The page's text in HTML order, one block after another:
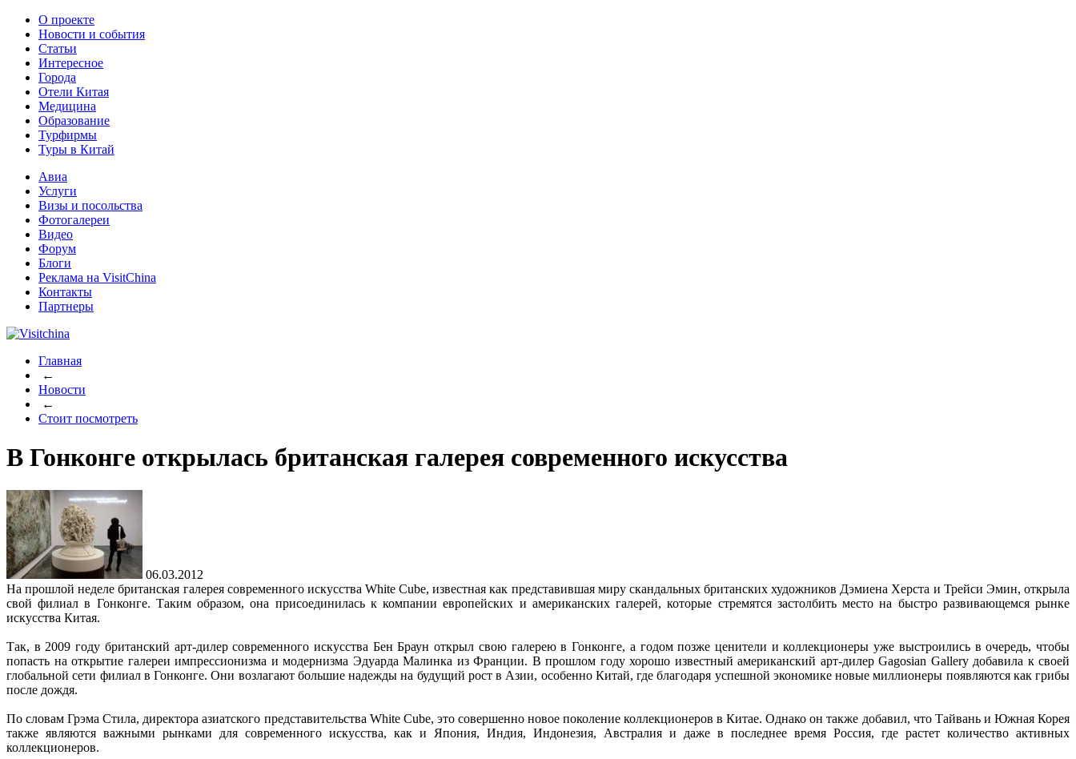
О проекте
Новости и события
Статьи
Интересное
Города
Отели Китая
Медицина
Образование
Турфирмы
Туры в Китай
Авиа
Услуги
Визы и посольства
Фотогалереи
Видео
Форум
Блоги
Реклама на VisitChina
Контакты
Партнеры
Главная
←
Новости
←
Стоит посмотреть
В Гонконге открылась британская галерея современного искусства
06.03.2012
На прошлой неделе британская галерея современного искусства White Cube, известная как представившая миру скандальных британских художников Дэмиена Херста и Трейси Эмин, открыла
свой филиал в Гонконге. Таким образом, она присоединилась к компании европейских и американских галерей, которые стремятся застолбить место на быстро развивающемся рынке
искусства Китая.
Так, в 2009 году британский арт-дилер современного искусства Бен Браун открыл свою галерею в Гонконге, а годом позже ценители и коллекционеры уже выстроились в очередь, чтобы
попасть на открытие галереи импрессионизма и модернизма Эдуарда Малинка из Франции. В прошлом году хорошо известный американский арт-дилер Gagosian Gallery добавила к своей
глобальной сети филиал в Гонконге. Они возлагают большие надежды на будущий рост в Азии, особенно Китай, где благодаря успешной экономике новые миллионеры появляются как грибы
после дождя.
По словам Грэма Стила, директора азиатского представительства White Cube, это совершенно новое поколение коллекционеров в Китае. Однако он также добавил, что Тайвань и Южная Корея
также являются важными рынками для современного искусства, как и Япония, Индия, Индонезия, Австралия и даже в последнее время Россия, где растет количество активных
коллекционеров.